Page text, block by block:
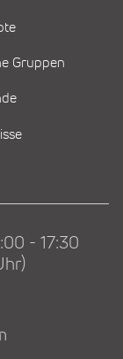
Gruppen
- 17:30